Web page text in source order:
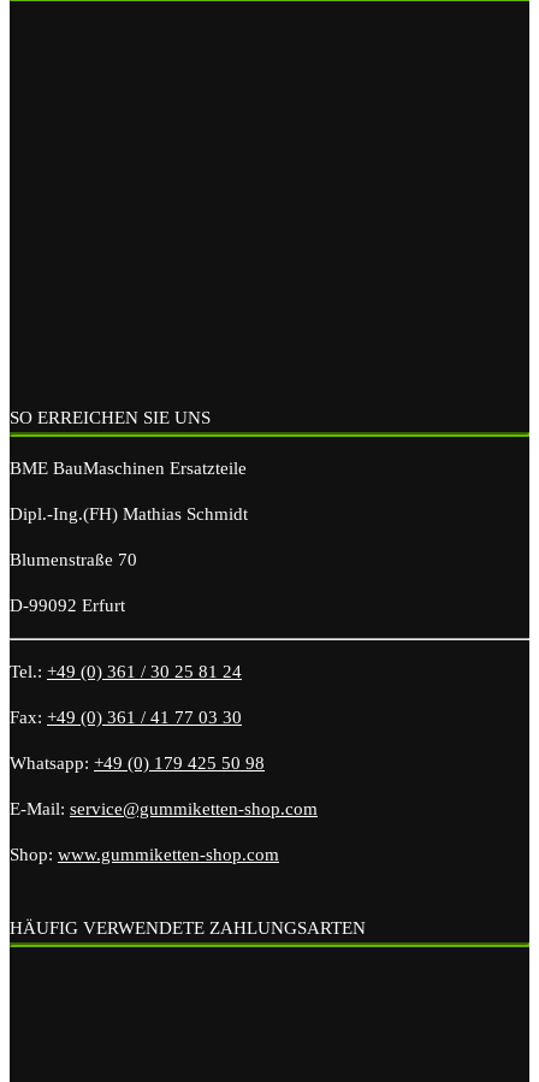
SO ERREICHEN SIE UNS
BME BauMaschinen Ersatzteile
Dipl.-Ing.(FH) Mathias Schmidt
Blumenstraße 70
D-99092 Erfurt
Tel.: +49 (0) 361 / 30 25 81 24
Fax: +49 (0) 361 / 41 77 03 30
Whatsapp: +49 (0) 179 425 50 98
E-Mail: service@gummiketten-shop.com
Shop: www.gummiketten-shop.com
HÄUFIG VERWENDETE ZAHLUNGSARTEN